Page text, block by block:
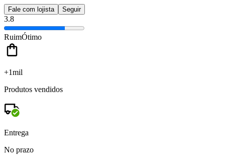
Fale com lojista Seguir
3.8
RuimÓtimo
+1mil
Produtos vendidos
Entrega
No prazo